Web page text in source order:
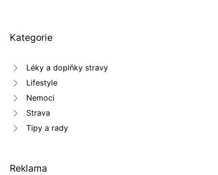
Kategorie
Léky a doplňky stravy
Lifestyle
Nemoci
Strava
Tipy a rady
Reklama